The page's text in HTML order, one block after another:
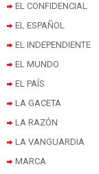
EL CONFIDENCIAL
EL ESPAÑOL
EL INDEPENDIENTE
EL MUNDO
EL PAÍS
LA GACETA
LA RAZÓN
LA VANGUARDIA
MARCA